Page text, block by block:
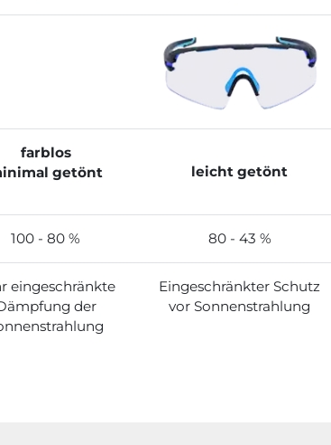
farblos
getönt
leicht getönt
100 - 80 % 80 - 43 %
eingeschränkte
der
Eingeschränkter Schutz
vor Sonnenstrahlung